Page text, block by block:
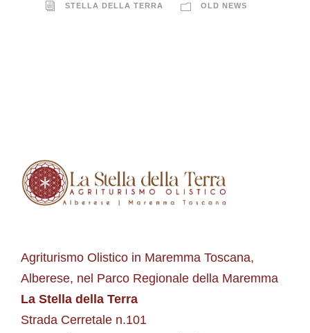
STELLA DELLA TERRA OLD NEWS
Agriturismo Olistico in Maremma Toscana,
Alberese, nel Parco Regionale della Maremma
La Stella della Terra
Strada Cerretale n.101